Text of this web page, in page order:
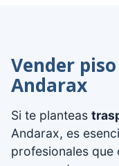
Vender
Andarax
Si te planteas
Andarax, es
profesionales que